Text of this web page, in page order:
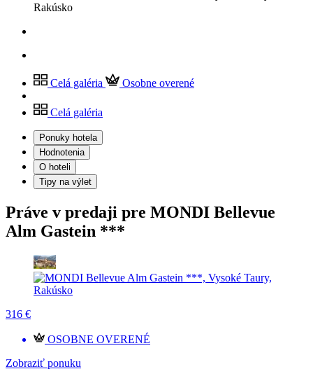
Celá galéria Osobne overené
Celá galéria
Ponuky hotela
Hodnotenia
O hoteli
Tipy na výlet
Práve v predaji pre MONDI Bellevue
Alm Gastein ***
316 €
OSOBNE OVERENÉ
Zobraziť ponuku